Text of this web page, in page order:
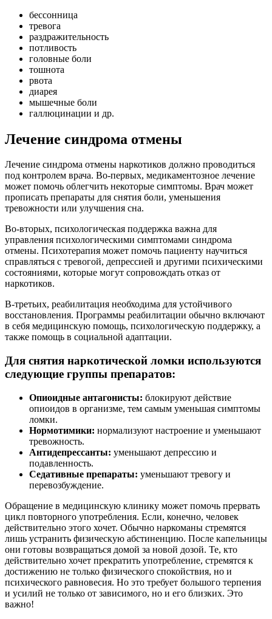
бессонница
тревога
раздражительность
потливость
головные боли
тошнота
рвота
диарея
мышечные боли
галлюцинации и др.
Лечение синдрома отмены
Лечение синдрома отмены наркотиков должно проводиться
под контролем врача. Во-первых, медикаментозное лечение
может помочь облегчить некоторые симптомы. Врач может
прописать препараты для снятия боли, уменьшения
тревожности или улучшения сна.
Во-вторых, психологическая поддержка важна для
управления психологическими симптомами синдрома
отмены. Психотерапия может помочь пациенту научиться
справляться с тревогой, депрессией и другими психическими
состояниями, которые могут сопровождать отказ от
наркотиков.
В-третьих, реабилитация необходима для устойчивого
восстановления. Программы реабилитации обычно включают
в себя медицинскую помощь, психологическую поддержку, а
также помощь в социальной адаптации.
Для снятия наркотической ломки используются
следующие группы препаратов:
Опиоидные антагонисты: блокируют действие
опиоидов в организме, тем самым уменьшая симптомы
ломки.
Нормотимики: нормализуют настроение и уменьшают
тревожность.
Антидепрессанты: уменьшают депрессию и
подавленность.
Седативные препараты: уменьшают тревогу и
перевозбуждение.
Обращение в медицинскую клинику может помочь прервать
цикл повторного употребления. Если, конечно, человек
действительно этого хочет. Обычно наркоманы стремятся
лишь устранить физическую абстиненцию. После капельницы
они готовы возвращаться домой за новой дозой. Те, кто
действительно хочет прекратить употребление, стремятся к
достижению не только физического спокойствия, но и
психического равновесия. Но это требует большого терпения
и усилий не только от зависимого, но и его близких. Это
важно!